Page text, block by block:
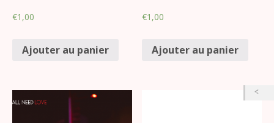
€1,00
Ajouter au panier
€1,00
Ajouter au panier